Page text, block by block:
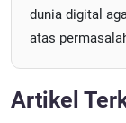
dunia digital
atas
Artikel